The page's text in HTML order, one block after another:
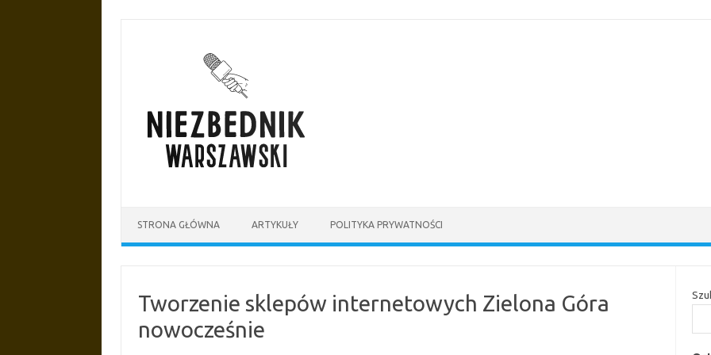
STRONA GŁÓWNA ARTYKUŁY POLITYKA PRYWATNOŚCI
Tworzenie sklepów internetowych Zielona Góra
nowocześnie